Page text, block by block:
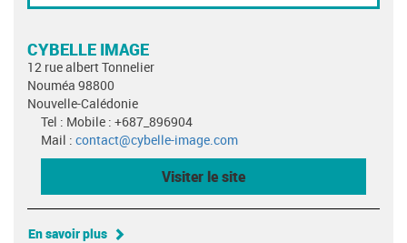
CYBELLE IMAGE
12 rue albert Tonnelier
Nouméa 98800
Nouvelle-Calédonie
Tel : Mobile : +687_896904
Mail : contact@cybelle-image.com
Visiter le site
En savoir plus